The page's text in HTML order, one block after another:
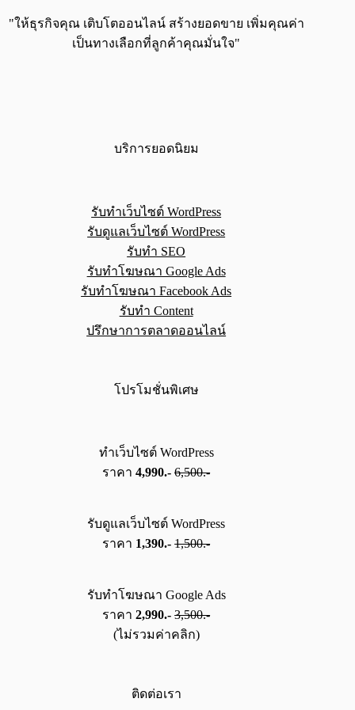
"ให้ธุรกิจคุณ เติบโตออนไลน์ สร้างยอดขาย เพิ่มคุณค่า
เป็นทางเลือกที่ลูกค้าคุณมั่นใจ"
บริการยอดนิยม
รับทำเว็บไซต์ WordPress
รับดูแลเว็บไซต์ WordPress
รับทำ SEO
รับทำโฆษณา Google Ads
รับทำโฆษณา Facebook Ads
รับทำ Content
ปรึกษาการตลาดออนไลน์
โปรโมชั่นพิเศษ
ทำเว็บไซต์ WordPress
ราคา4,990.- 6,500.-
รับดูแลเว็บไซต์ WordPress
ราคา 1,390.- 1,500.-
รับทำโฆษณา Google Ads
ราคา2,990.- 3,500.-
(ไม่รวมค่าคลิก)
ติดต่อเรา